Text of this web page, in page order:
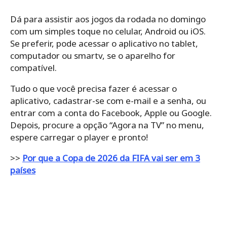
Dá para assistir aos jogos da rodada no domingo
com um simples toque no celular, Android ou iOS.
Se preferir, pode acessar o aplicativo no tablet,
computador ou smartv, se o aparelho for
compatível.
Tudo o que você precisa fazer é acessar o
aplicativo, cadastrar-se com e-mail e a senha, ou
entrar com a conta do Facebook, Apple ou Google.
Depois, procure a opção “Agora na TV” no menu,
espere carregar o player e pronto!
>> Por que a Copa de 2026 da FIFA vai ser em 3
países